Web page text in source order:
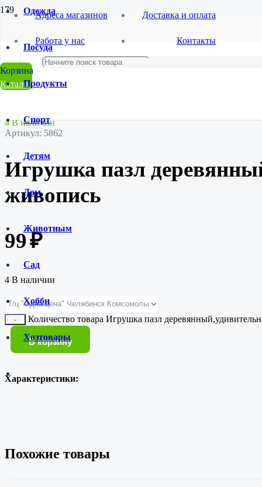
Адреса магазинов
Работа у нас
Доставка и оплата
Контакты
Каталог
Одежда
Посуда
Продукты
Спорт
Детям
Дом
Животным
Сад
Хобби
Хозтовары
Главная
Магазин
Товары для детей
Для мальчиков
Игрушка пазл деревянный,удивительная живопись
4 В наличии
Артикул: 5862
Игрушка пазл
живопись
99₽
4 В наличии
- Количество товара Игрушка пазл
В корзину
Характеристики:
Похожие товары